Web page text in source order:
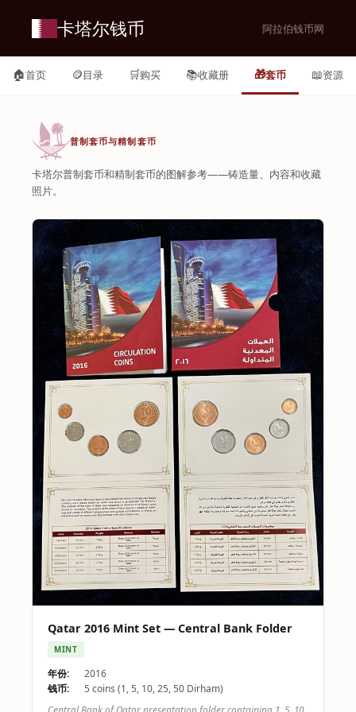
卡塔尔钱币 阿拉伯钱币网
🏠首页 🪙目录 🛒购买 📚收藏册 🎁套币 📖资源
普制套币与精制套币
卡塔尔普制套币和精制套币的图解参考——铸造量、内容和收藏
照片。
Qatar 2016 Mint Set — Central Bank Folder
MINT
年份:
2016
钱币:
5 coins (1, 5, 10, 25, 50 Dirham)